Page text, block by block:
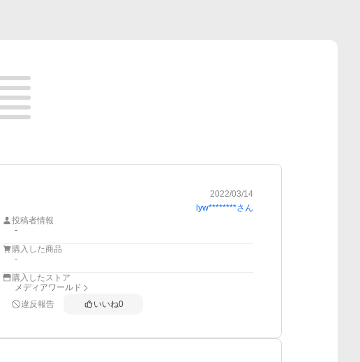
2022/03/14
lyw********さん
投稿者情報
-
購入した商品
-
購入したストア
メディアワールド
違反報告
いいね0